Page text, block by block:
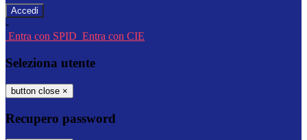
-
Entra con SPID Entra con CIE
Seleziona utente
button close ×
Recupero password